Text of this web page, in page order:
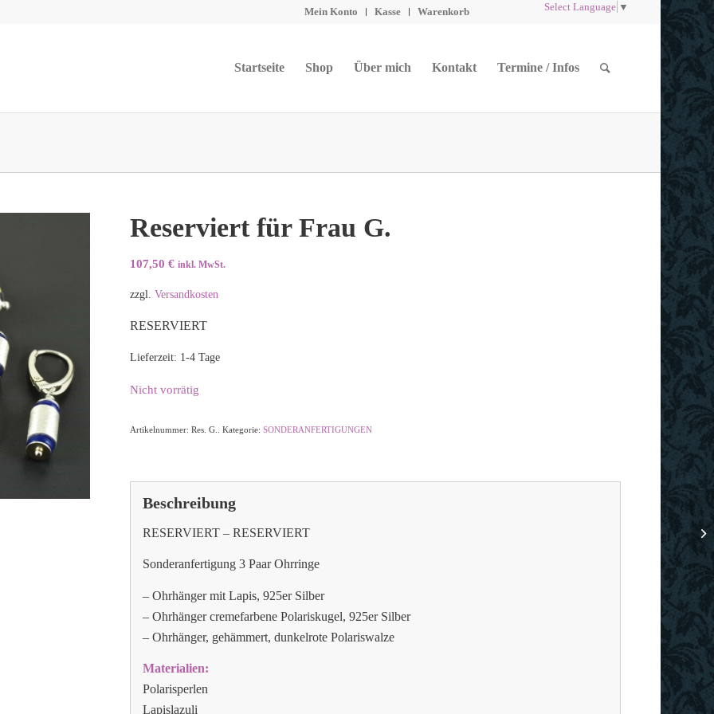
Mein Konto Kasse Warenkorb Select Language ▼
Startseite Shop Über mich Kontakt Termine / Infos
Reserviert für Frau G.
107,50€ inkl. MwSt.
zzgl.Versandkosten
RESERVIERT
Lieferzeit: 1-4 Tage
Nicht vorrätig
Artikelnummer:Res. G.. Kategorie:SONDERANFERTIGUNGEN
Beschreibung
RESERVIERT – RESERVIERT
Sonderanfertigung 3 Paar Ohrringe
– Ohrhänger mit Lapis, 925er Silber
– Ohrhänger cremefarbene Polariskugel, 925er Silber
– Ohrhänger, gehämmert, dunkelrote Polariswalze
Materialien:
Polarisperlen
Lapislazuli